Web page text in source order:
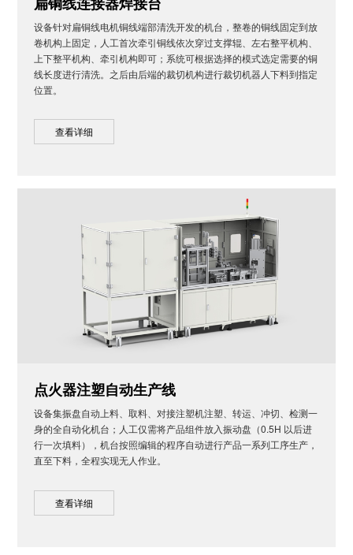
设备针对扁铜线电机铜线端部清洗开发的机台，整卷的铜线固定到放
卷机构上固定，人工首次牵引铜线依次穿过支撑辊、左右整平机构、
上下整平机构、牵引机构即可；系统可根据选择的模式选定需要的铜
线长度进行清洗。之后由后端的裁切机构进行裁切机器人下料到指定
位置。
查看详细
点火器注塑自动生产线
设备集振盘自动上料、取料、对接注塑机注塑、转运、冲切、检测一
身的全自动化机台；人工仅需将产品组件放入振动盘（0.5H 以后进
行一次填料），机台按照编辑的程序自动进行产品一系列工序生产，
直至下料，全程实现无人作业。
查看详细